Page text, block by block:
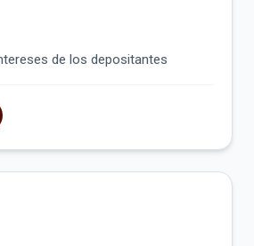
de los depositantes